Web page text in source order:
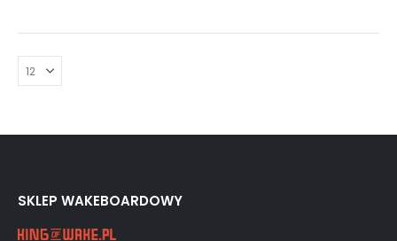
SKLEP WAKEBOARDOWY